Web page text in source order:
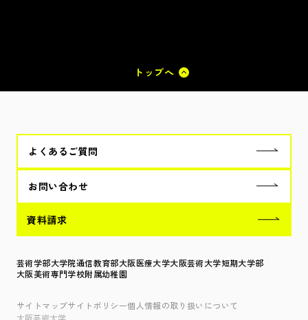
トップへ
よくあるご質問
お問い合わせ
資料請求
芸術学部大学院通信教育部大阪医療大学大阪芸術大学短期大学部
大阪美術専門学校附属幼稚園
サイトマップサイトポリシー個人情報の取り扱いについて